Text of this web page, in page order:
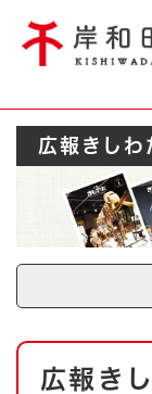
Foreign
やさしい日本語
防災
ハザ
広報きしわ
本
広報き